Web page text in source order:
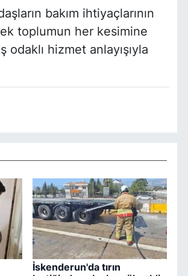
bakım ihtiyaçlarının
toplumun her kesimine
odaklı hizmet anlayışıyla
İskenderun'da tırın